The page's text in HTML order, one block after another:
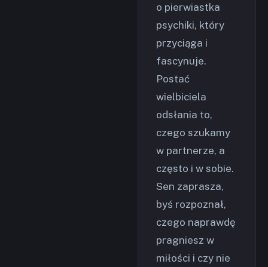
o pierwiastka
psychiki, który
przyciąga i
fascynuje.
Postać
wielbiciela
odsłania to,
czego szukamy
w partnerze, a
często i w sobie.
Sen zaprasza,
byś rozpoznał,
czego naprawdę
pragniesz w
miłości i czy nie